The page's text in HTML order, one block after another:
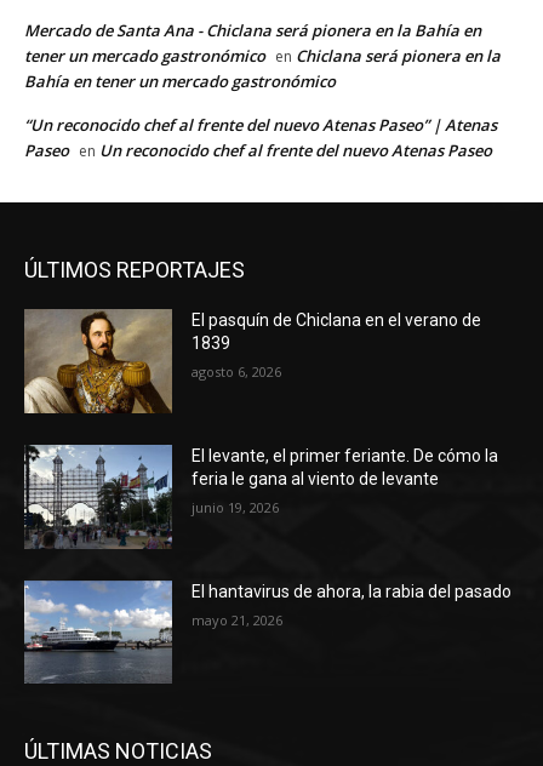
Mercado de Santa Ana - Chiclana será pionera en la Bahía en
tener un mercado gastronómico en Chiclana será pionera en la
Bahía en tener un mercado gastronómico
“Un reconocido chef al frente del nuevo Atenas Paseo” | Atenas
Paseo en Un reconocido chef al frente del nuevo Atenas Paseo
ÚLTIMOS REPORTAJES
El pasquín de Chiclana en el verano de
1839
agosto 6, 2026
El levante, el primer feriante. De cómo la
feria le gana al viento de levante
junio 19, 2026
El hantavirus de ahora, la rabia del pasado
mayo 21, 2026
ÚLTIMAS NOTICIAS